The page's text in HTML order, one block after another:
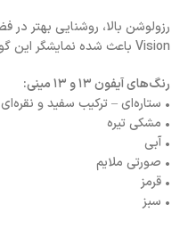
Vision باعث شده نمایشگر این گوشی‌ها یکی از بهترین‌ها در بازار باشد.
رنگ‌های آیفون ۱۳ و ۱۳ مینی:
• ستاره‌ای – ترکیب سفید و نقره‌ای
• مشکی تیره
• آبی
• صورتی ملایم
• قرمز
• سبز